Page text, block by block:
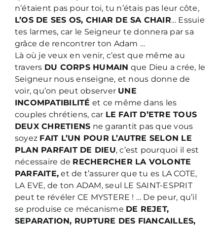
n’étaient pas pour toi, tu n’étais pas leur côte,
L’OS DE SES OS, CHIAR DE SA CHAIR… Essuie
tes larmes, car le Seigneur te donnera par sa
grâce de rencontrer ton Adam …
Là où je veux en venir, c’est que même au
travers DU CORPS HUMAIN que Dieu a crée, le
Seigneur nous enseigne, et nous donne de
voir, qu’on peut observer UNE
INCOMPATIBILITÉ et ce même dans les
couples chrétiens, car LE FAIT D’ETRE TOUS
DEUX CHRETIENS ne garantit pas que vous
soyez FAIT L’UN POUR L’AUTRE SELON LE
PLAN PARFAIT DE DIEU, c’est pourquoi il est
nécessaire de RECHERCHER LA VOLONTE
PARFAITE, et de t’assurer que tu es LA COTE,
LA EVE, de ton ADAM, seul LE SAINT-ESPRIT
peut te révéler CE MYSTERE ! … De peur, qu’il
se produise ce mécanisme DE REJET,
SEPARATION, RUPTURE DES FIANCAILLES,